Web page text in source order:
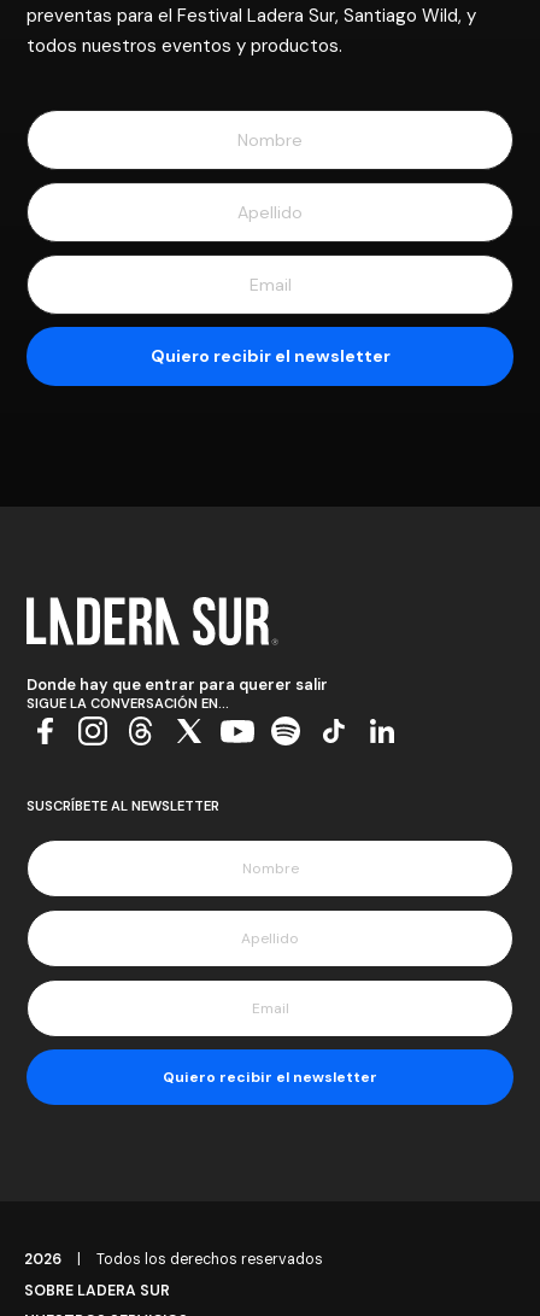
preventas para el Festival Ladera Sur, Santiago Wild, y
todos nuestros eventos y productos.
Donde hay que entrar para querer salir
SIGUE LA CONVERSACIÓN EN...
SUSCRÍBETE AL NEWSLETTER
2026
Todos los derechos reservados
SOBRE LADERA SUR